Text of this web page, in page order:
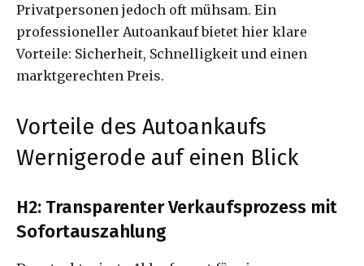
Privatpersonen jedoch oft mühsam. Ein
professioneller Autoankauf bietet hier klare
Vorteile: Sicherheit, Schnelligkeit und einen
marktgerechten Preis.
Vorteile des Autoankaufs
Wernigerode auf einen Blick
H2: Transparenter Verkaufsprozess mit
Sofortauszahlung